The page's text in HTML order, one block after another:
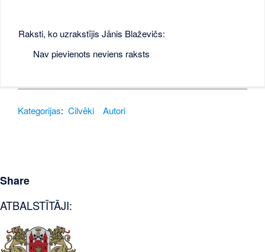
Raksti, ko uzrakstījis Jānis Blaževičs:
Nav pievienots neviens raksts
Kategorijas: Cilvēki Autori
Share
ATBALSTĪTĀJI: